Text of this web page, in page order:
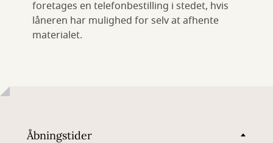
foretages en telefonbestilling i stedet, hvis
låneren har mulighed for selv at afhente
materialet.
Åbningstider